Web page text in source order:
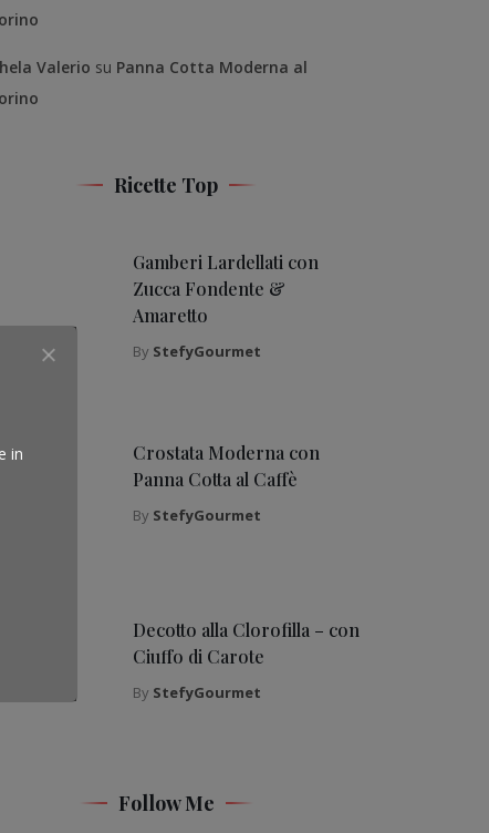
in
Valerio su Panna Cotta Moderna al
Ricette Top
Gamberi Lardellati con
Zucca Fondente &
Amaretto
By StefyGourmet
Crostata Moderna con
Panna Cotta al Caffè
By StefyGourmet
Decotto alla Clorofilla – con
Ciuffo di Carote
By StefyGourmet
Follow Me